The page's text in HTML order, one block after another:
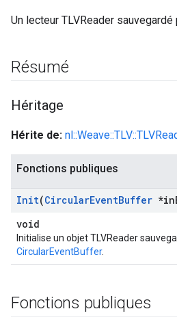
Un lecteur TLVReader sauvegardé
Résumé
Héritage
Hérite de:
Fonctions publiques
Init(CircularEventBuffer *in
void
Initialise un objet TLVReader
CircularEventBuffer.
Fonctions publiques